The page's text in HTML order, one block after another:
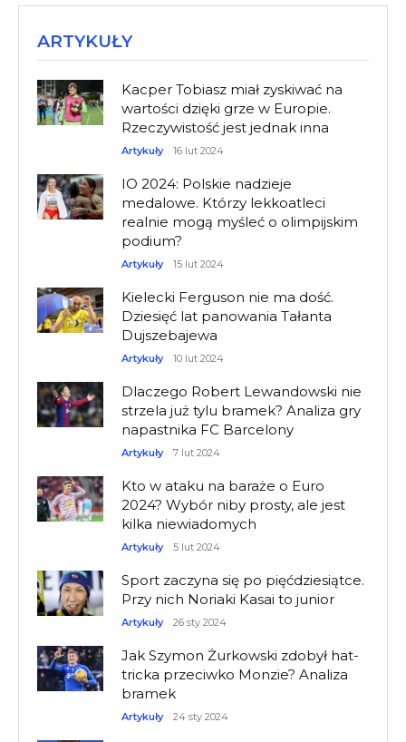
ARTYKUŁY
Kacper Tobiasz miał zyskiwać na
wartości dzięki grze w Europie.
Rzeczywistość jest jednak inna
Artykuły 16 lut 2024
IO 2024: Polskie nadzieje
medalowe. Którzy lekkoatleci
realnie mogą myśleć o olimpijskim
podium?
Artykuły 15 lut 2024
Kielecki Ferguson nie ma dość.
Dziesięć lat panowania Tałanta
Dujszebajewa
Artykuły 10 lut 2024
Dlaczego Robert Lewandowski nie
strzela już tylu bramek? Analiza gry
napastnika FC Barcelony
Artykuły 7 lut 2024
Kto w ataku na baraże o Euro
2024? Wybór niby prosty, ale jest
kilka niewiadomych
Artykuły 5 lut 2024
Sport zaczyna się po pięćdziesiątce.
Przy nich Noriaki Kasai to junior
Artykuły 26 sty 2024
Jak Szymon Żurkowski zdobył hat-
tricka przeciwko Monzie? Analiza
bramek
Artykuły 24 sty 2024